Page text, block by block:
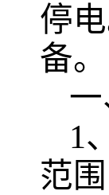
停
备。
1
范